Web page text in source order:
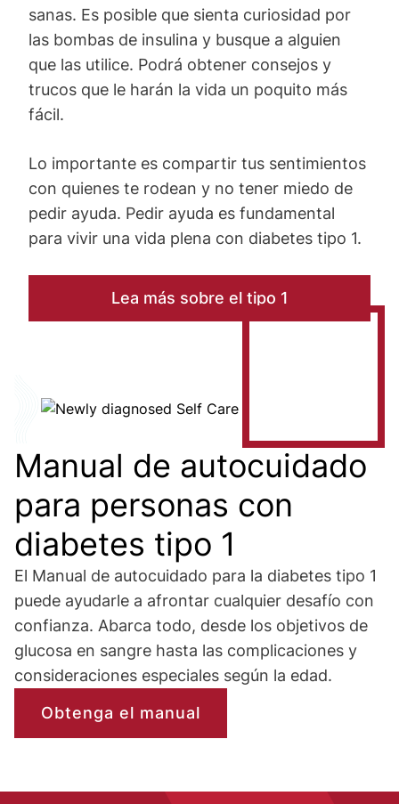
sanas. Es posible que sienta curiosidad por
las bombas de insulina y busque a alguien
que las utilice. Podrá obtener consejos y
trucos que le harán la vida un poquito más
fácil.
Lo importante es compartir tus sentimientos
con quienes te rodean y no tener miedo de
pedir ayuda. Pedir ayuda es fundamental
para vivir una vida plena con diabetes tipo 1.
Lea más sobre el tipo 1
Manual de autocuidado
para personas con
diabetes tipo 1
El Manual de autocuidado para la diabetes tipo 1
puede ayudarle a afrontar cualquier desafío con
confianza. Abarca todo, desde los objetivos de
glucosa en sangre hasta las complicaciones y
consideraciones especiales según la edad.
Obtenga el manual
Image